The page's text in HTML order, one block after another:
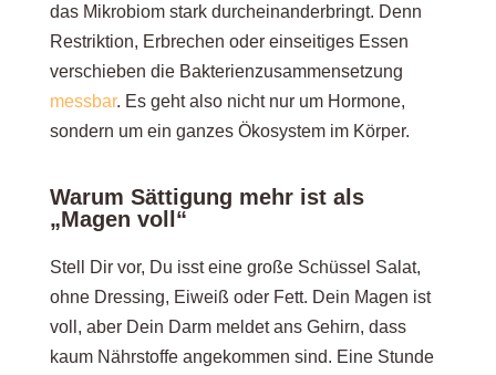
das Mikrobiom stark durcheinanderbringt. Denn
Restriktion, Erbrechen oder einseitiges Essen
verschieben die Bakterienzusammensetzung
messbar. Es geht also nicht nur um Hormone,
sondern um ein ganzes Ökosystem im Körper.
Warum Sättigung mehr ist als
„Magen voll“
Stell Dir vor, Du isst eine große Schüssel Salat,
ohne Dressing, Eiweiß oder Fett. Dein Magen ist
voll, aber Dein Darm meldet ans Gehirn, dass
kaum Nährstoffe angekommen sind. Eine Stunde